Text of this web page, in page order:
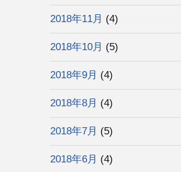
2018年11月 (4)
2018年10月 (5)
2018年9月 (4)
2018年8月 (4)
2018年7月 (5)
2018年6月 (4)